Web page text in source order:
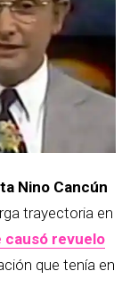
Nino Cancún
trayectoria en
causó revuelo
que tenía en